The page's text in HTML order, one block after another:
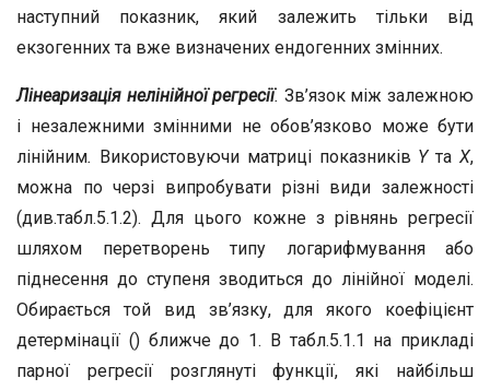
наступний показник, який залежить тільки від
екзогенних та вже визначених ендогенних змінних.
Лінеаризація нелінійної регресії. Зв’язок між залежною
і незалежними змінними не обов’язково може бути
лінійним. Використовуючи матриці показників YтаX,
можна по черзі випробувати різні види залежності
(див.табл.5.1.2). Для цього кожне з рівнянь регресії
шляхом перетворень типу логарифмування або
піднесення до ступеня зводиться до лінійної моделі.
Обирається той вид зв’язку, для якого коефіцієнт
детермінації () ближче до 1. В табл.5.1.1 на прикладі
парної регресії розглянуті функції, які найбільш